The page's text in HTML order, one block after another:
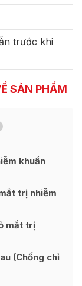
trước khi
SẢN PHẨM
[
khuẩn
trị nhiễm
mắt trị
(Chống chỉ